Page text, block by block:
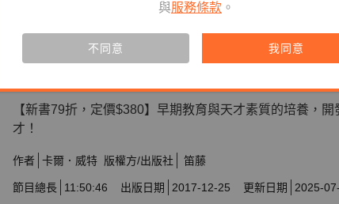
早期教育與天才素質的培養
育 全文配樂朗讀有聲書
【新書79折，定價$380】早期教育與天才素質的培養，
才！
作者 卡爾．威特 版權方/出版社 笛藤
節目總長 11:50:46 出版日期 2017-12-25 更新日期 2025-
與服務條款 。
不同意 我同意